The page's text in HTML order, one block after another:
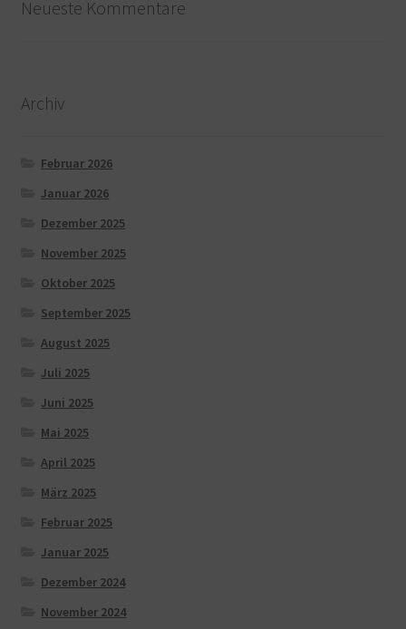
Neueste Kommentare
Archiv
Februar 2026
Januar 2026
Dezember 2025
November 2025
Oktober 2025
September 2025
August 2025
Juli 2025
Juni 2025
Mai 2025
April 2025
März 2025
Februar 2025
Januar 2025
Dezember 2024
November 2024